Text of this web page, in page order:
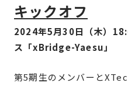
キックオフ
2024年5月30日（木）
ス「xBridge-Yaesu」
第5期生のメンバーと